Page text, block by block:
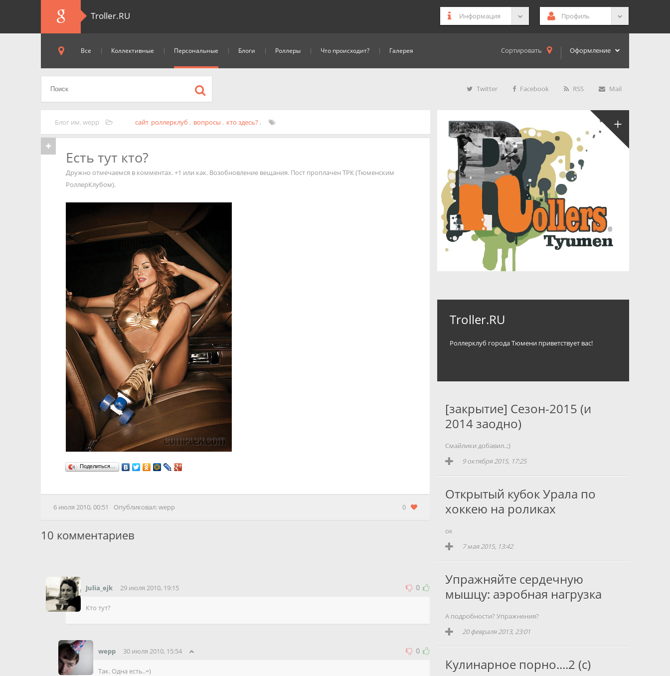
Troller.RU Информация Профиль
Все Коллективные Персональные Блоги Роллеры Что происходит? Галерея Сортировать Оформление
Twitter Facebook RSS Mail
Блог им. wepp сайт роллерклуб , вопросы , кто здесь? ,
Есть тут кто?
Дружно отмечаемся в комментах. +1 или как. Возобновление вещания. Пост проплачен ТРК (Тюменским
РоллерКлубом).
Поделиться…
6 июля 2010, 00:51 Опубликовал:wepp 0
10 комментариев
Julia_ejk 29 июля 2010, 19:15 0
Кто тут?
wepp 30 июля 2010, 15:54 0
Так. Одна есть..=)
Troller.RU
Роллерклуб города Тюмени приветствует вас!
[закрытие] Сезон-2015 (и
2014 заодно)
Смайлики добавил..;)
9 октября 2015, 17:25
Открытый кубок Урала по
хоккею на роликах
ок
7 мая 2015, 13:42
Упражняйте сердечную
мышцу: аэробная нагрузка
А подробности? Упражнения?
20 февраля 2013, 23:01
Кулинарное порно....2 (с)